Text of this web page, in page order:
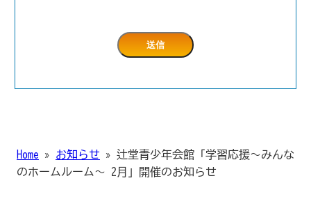
Home » お知らせ » 辻堂青少年会館「学習応援～みんな
のホームルーム～ 2月」開催のお知らせ